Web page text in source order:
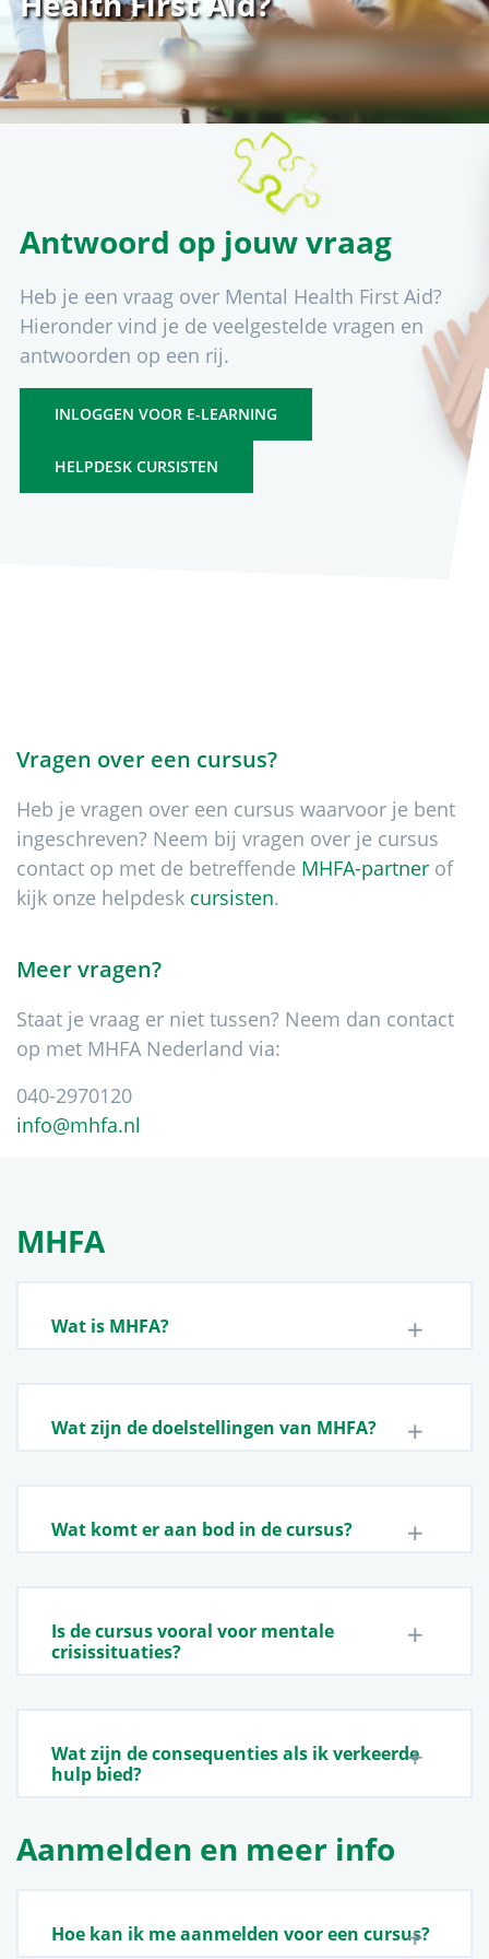
Antwoord op jouw vraag
Heb je een vraag over Mental Health First Aid?
Hieronder vind je de veelgestelde vragen en
antwoorden op een rij.
INLOGGEN VOOR E-LEARNING
HELPDESK CURSISTEN
Vragen over een cursus?
Heb je vragen over een cursus waarvoor je bent
ingeschreven? Neem bij vragen over je cursus
contact op met de betreffende MHFA-partner of
kijk onze helpdesk cursisten.
Meer vragen?
Staat je vraag er niet tussen? Neem dan contact
op met MHFA Nederland via:
040-2970120
info@mhfa.nl
MHFA
Wat is MHFA?
Wat zijn de doelstellingen van MHFA?
Wat komt er aan bod in de cursus?
Is de cursus vooral voor mentale
crisissituaties?
Wat zijn de consequenties als ik verkeerde
hulp bied?
Aanmelden en meer info
Hoe kan ik me aanmelden voor een cursus?